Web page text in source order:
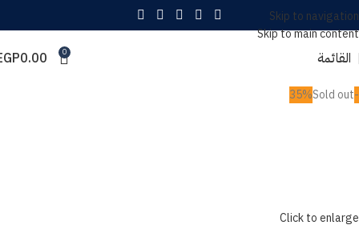
Skip to navigation
Skip to main content
القائمة 0
0.00
-35%
Sold out
Click to enlarge